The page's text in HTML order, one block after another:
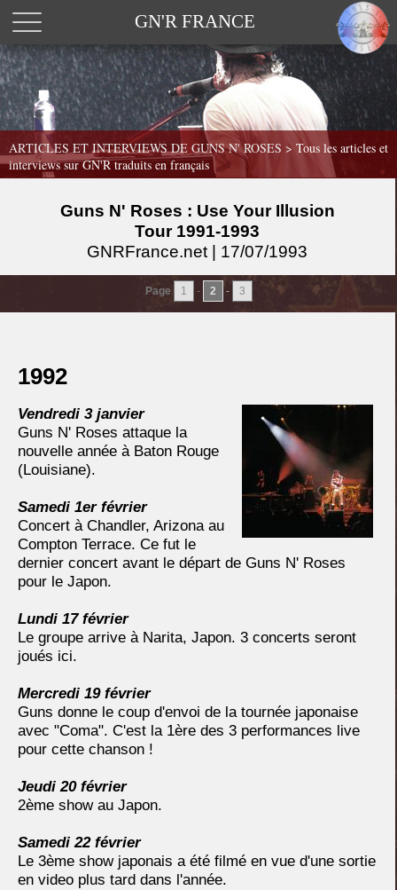
GN'R FRANCE
ARTICLES ET INTERVIEWS DE GUNS N' ROSES > Tous les articles et
interviews sur GN'R traduits en français
Guns N' Roses : Use Your Illusion
Tour 1991-1993
GNRFrance.net | 17/07/1993
Page 1 - 2 - 3
1992
Vendredi 3 janvier
Guns N' Roses attaque la
nouvelle année à Baton Rouge
(Louisiane).
Samedi 1er février
Concert à Chandler, Arizona au
Compton Terrace. Ce fut le
dernier concert avant le départ de Guns N' Roses
pour le Japon.
Lundi 17 février
Le groupe arrive à Narita, Japon. 3 concerts seront
joués ici.
Mercredi 19 février
Guns donne le coup d'envoi de la tournée japonaise
avec "Coma". C'est la 1ère des 3 performances live
pour cette chanson !
Jeudi 20 février
2ème show au Japon.
Samedi 22 février
Le 3ème show japonais a été filmé en vue d'une sortie
en video plus tard dans l'année.